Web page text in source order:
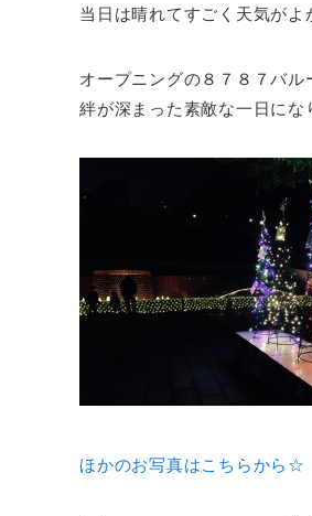
当日は晴れてすごく天気がよ
オープニングの８７８７バ
絆が深まった素敵な一日に
ほかのお写真はこちらから☆